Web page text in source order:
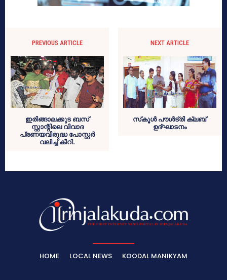
PREVIOUS ARTICLE
ഇരിങ്ങാലക്കുട ബസ്
സ്റ്റാന്റിലെ വിവാദ
പ്രണയവിരുദ്ധ പോസ്റ്റര്‍
വലിച്ച് കീറി.
NEXT ARTICLE
സ്‌കൂള്‍ പൗള്‍ട്രി ക്ലബ്
ഉദ്ഘാടനം
HOME LOCAL NEWS KOODAL MANIKYAM